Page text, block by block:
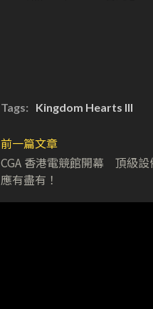
Tags: Kingdom Hearts III
前一篇文章
CGA 香港電競館開幕 頂級設
應有盡有！